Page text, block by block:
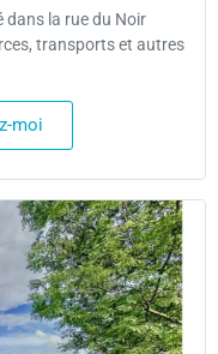
dans la rue du Noir
transports et autres
moi